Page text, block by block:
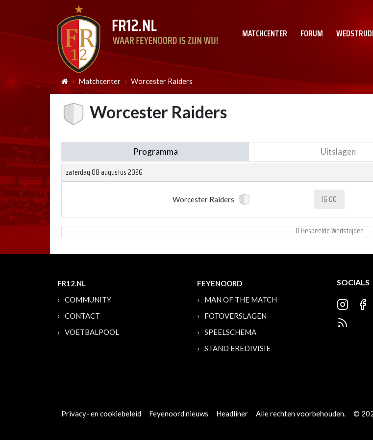
MATCHCENTER FORUM
Matchcenter Worcester Raiders
Worcester Raiders
Programma Uitslagen
zaterdag 08 augustus 2026
Worcester Raiders 16:00
0 Gespeelde Wedstrijden
FR12.NL
COMMUNITY
CONTACT
VOETBALPOOL
FEYENOORD
MAN OF THE MATCH
FOTOVERSLAGEN
SPEELSCHEMA
STAND EREDIVISIE
SOCIALS
Privacy- en cookiebeleid Feyenoord nieuws Headliner Alle rechten voorbehouden. ©